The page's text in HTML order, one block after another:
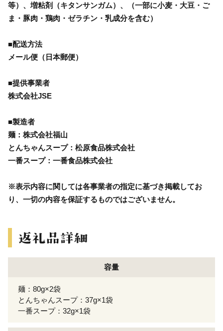
等）、増粘剤（キタンサンガム）、（一部に小麦・大豆・ご
ま・豚肉・鶏肉・ゼラチン・乳成分を含む）
■配送方法
メール便（日本郵便）
■提供事業者
株式会社JSE
■製造者
麺：株式会社福山
とんちゃんスープ：松原食品株式会社
一番スープ：一番食品株式会社
※表示内容に関しては各事業者の指定に基づき掲載してお
り、一切の内容を保証するものではございません。
容量
麺：80g×2袋
とんちゃんスープ：37g×1袋
一番スープ：32g×1袋